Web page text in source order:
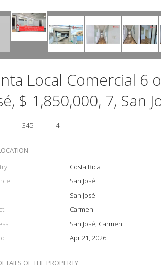
Local Comercial 6
$ 1,850,000, 7, San
345 4
Costa Rica
San José
San José
Carmen
San José, Carmen
Apr 21, 2026
OF THE PROPERTY